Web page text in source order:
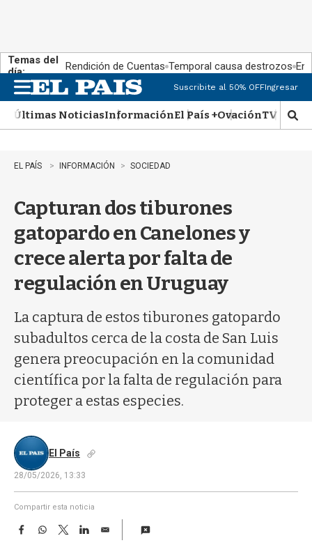
Temas del
día:
Rendición de Cuentas Temporal causa destrozos En
n
u
Suscribite al 50% OFFIngresar
Últimas NoticiasInformaciónEl País +OvaciónTV Show
M
o
EL PAÍS INFORMACIÓN SOCIEDAD
Capturan dos tiburones
gatopardo en Canelones y
crece alerta por falta de
regulación en Uruguay
La captura de estos tiburones gatopardo
subadultos cerca de la costa de San Luis
genera preocupación en la comunidad
científica por la falta de regulación para
proteger a estas especies.
El País
28/05/2026, 13:33
Compartir esta noticia
F
W
T
w
L
E